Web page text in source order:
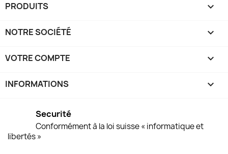
PRODUITS 
NOTRE SOCIÉTÉ 
VOTRE COMPTE 
INFORMATIONS keyboard_arrow_down
Securité
Conformément à la loi suisse « informatique et
libertés »